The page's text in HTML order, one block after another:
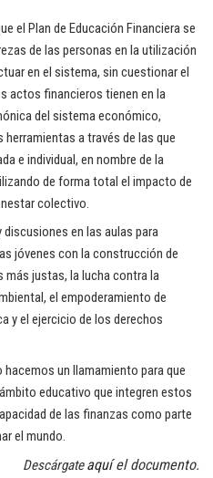
el Plan de Educación Financiera se
de las personas en la utilización
en el sistema, sin cuestionar el
actos financieros tienen en la
del sistema económico,
a través de las que
e individual, en nombre de la
de forma total el impacto de
colectivo.
en las aulas para
jóvenes con la construcción de
justas, la lucha contra la
el empoderamiento de
y el ejercicio de los derechos
un llamamiento para que
educativo que integren estos
de las finanzas como parte
el mundo.
Descárgateaquíel documento.